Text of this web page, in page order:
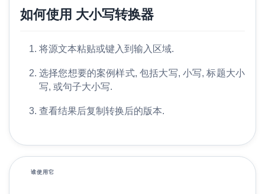
语
多
如何使用 大小写转换器
将源文本粘贴或键入到输入区域.
选择您想要的案例样式, 包括大写, 小写, 标题大小
写, 或句子大小写.
查看结果后复制转换后的版本.
谁使用它